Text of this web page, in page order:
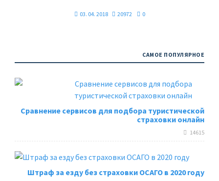
03. 04. 2018 20972 0
САМОЕ ПОПУЛЯРНОЕ
Сравнение сервисов для подбора туристической
страховки онлайн
14615
Штраф за езду без страховки ОСАГО в 2020 году